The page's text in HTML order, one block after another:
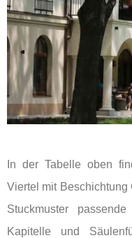
In der Tabelle oben
Viertel mit Beschichtung
Stuckmuster
Kapitelle und